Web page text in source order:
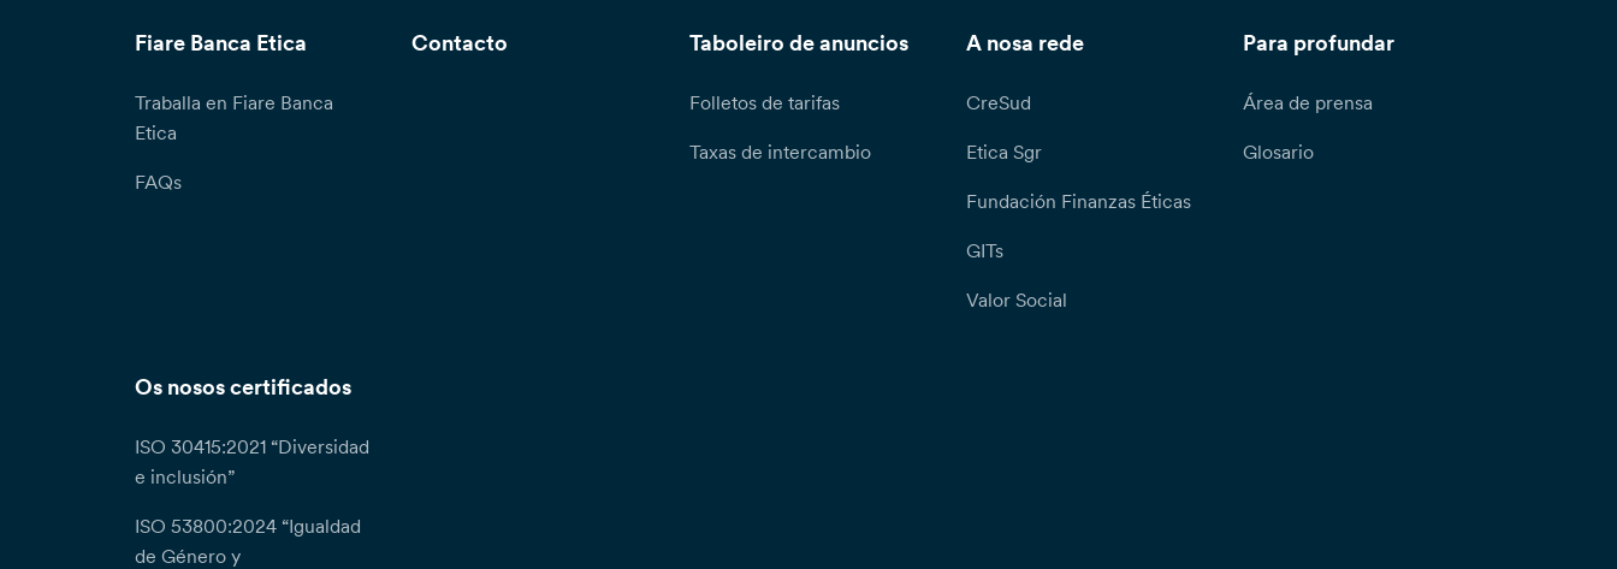
Fiare Banca Etica
Traballa en Fiare Banca
Etica
FAQs
Contacto Taboleiro de anuncios
Folletos de tarifas
Taxas de intercambio
A nosa rede
CreSud
Etica Sgr
Fundación Finanzas Éticas
GITs
Valor Social
Para profundar
Área de prensa
Glosario
Os nosos certificados
ISO 30415:2021 “Diversidad
e inclusión”
ISO 53800:2024 “Igualdad
de Género y